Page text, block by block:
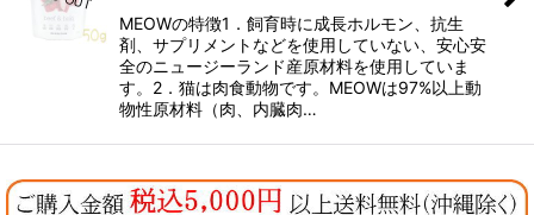
MEOWの特徴1．飼育時に成長ホルモン、抗生
剤、サプリメントなどを使用していない、安心安
全のニュージーランド産原材料を使用していま
す。2．猫は肉食動物です。MEOWは97%以上動
物性原材料（肉、内臓肉…